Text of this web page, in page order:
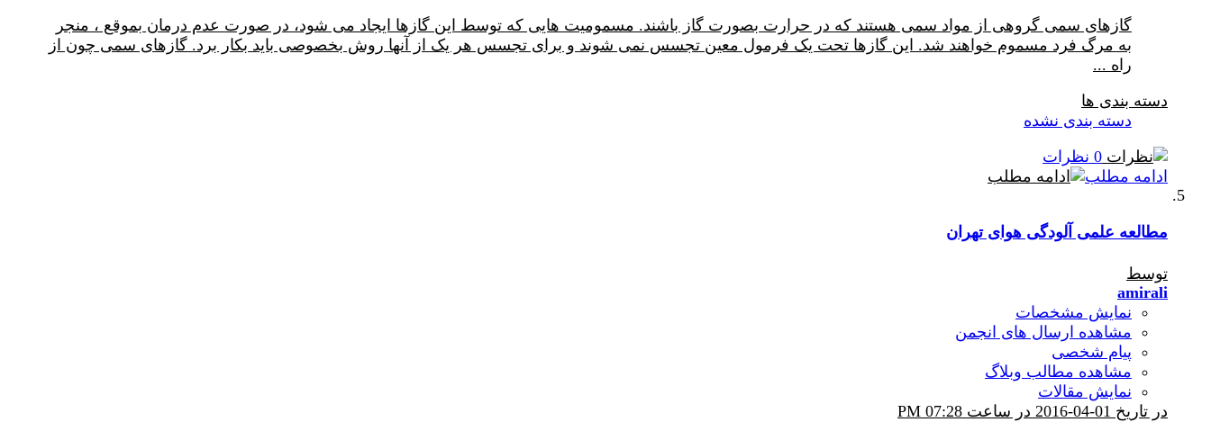
گازهای سمی گروهی از مواد سمی هستند که در حرارت بصورت گاز باشند. مسمومیت هایی که توسط این گازها ایجاد می شود، در صورت عدم درمان بموقع ، منجر
به مرگ فرد مسموم خواهند شد. این گازها تحت یک فرمول معین تجسس نمی شوند و برای تجسس هر یک از آنها روش بخصوصی باید بکار برد. گازهای سمی چون از
راه ...
دسته بندی ها
دسته بندی نشده
0 نظرات
ادامه مطلب
مطالعه علمی آلودگی هوای تهران
توسط
amirali
نمایش مشخصات
مشاهده ارسال های انجمن
پیام شخصی
مشاهده مطالب وبلاگ
نمایش مقالات
در تاریخ 01-04-2016 در ساعت 07:28 PM